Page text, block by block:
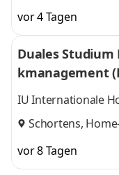
vor 4 Tagen
Duales Studium
kmanagement
Nordfrost GmbH
IU Internationale
Schortens,
vor 8 Tagen